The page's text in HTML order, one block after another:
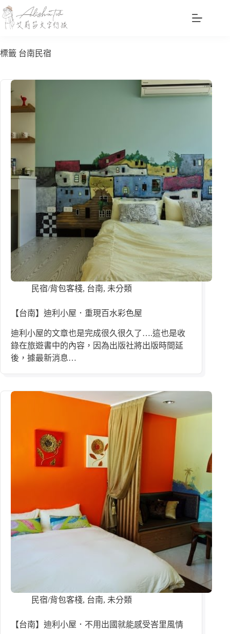
跳
至
主
內
標籤 台南民宿
民宿/背包客棧, 台南, 未分類
【台南】迪利小屋．重現百水彩色屋
迪利小屋的文章也是完成很久很久了….這也是收
錄在旅遊書中的內容，因為出版社將出版時間延
後，據最新消息…
民宿/背包客棧, 台南, 未分類
【台南】迪利小屋．不用出國就能感受峇里風情